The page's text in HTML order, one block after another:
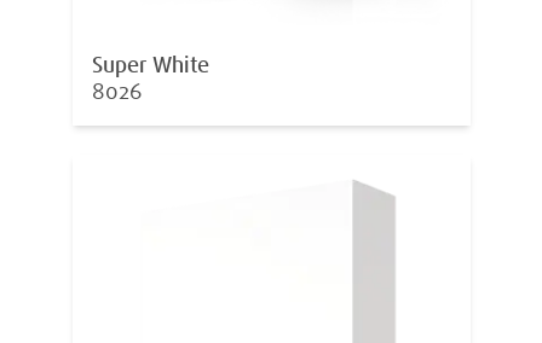
Super White
8026